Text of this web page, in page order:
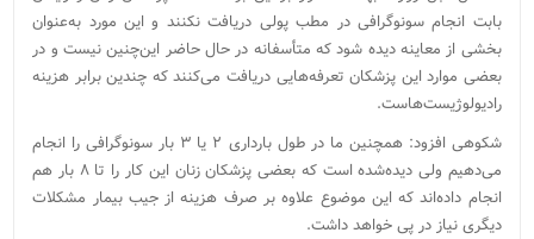
بابت انجام سونوگرافی در مطب پولی دریافت نکنند و این مورد به‌عنوان
بخشی از معاینه دیده شود که متأسفانه در حال حاضر این‌چنین نیست و در
بعضی موارد این پزشکان تعرفه‌هایی دریافت می‌کنند که چندین برابر هزینه
رادیولوژیست‌هاست.
شکوهی افزود: همچنین ما در طول بارداری ۲ یا ۳ بار سونوگرافی را انجام
می‌دهیم ولی دیده‌شده است که بعضی پزشکان زنان این کار را تا ۸ بار هم
انجام داده‌اند که این موضوع علاوه بر صرف هزینه از جیب بیمار مشکلات
دیگری نیاز در پی خواهد داشت.